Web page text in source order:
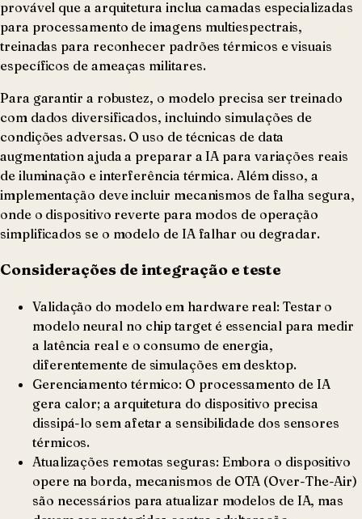
provável que a arquitetura inclua camadas especializadas
para processamento de imagens multiespectrais,
treinadas para reconhecer padrões térmicos e visuais
específicos de ameaças militares.
Para garantir a robustez, o modelo precisa ser treinado
com dados diversificados, incluindo simulações de
condições adversas. O uso de técnicas de data
augmentation ajuda a preparar a IA para variações reais
de iluminação e interferência térmica. Além disso, a
implementação deve incluir mecanismos de falha segura,
onde o dispositivo reverte para modos de operação
simplificados se o modelo de IA falhar ou degradar.
Considerações de integração e teste
Validação do modelo em hardware real: Testar o
modelo neural no chip target é essencial para medir
a latência real e o consumo de energia,
diferentemente de simulações em desktop.
Gerenciamento térmico: O processamento de IA
gera calor; a arquitetura do dispositivo precisa
dissipá-lo sem afetar a sensibilidade dos sensores
térmicos.
Atualizações remotas seguras: Embora o dispositivo
opere na borda, mecanismos de OTA (Over-The-Air)
são necessários para atualizar modelos de IA, mas